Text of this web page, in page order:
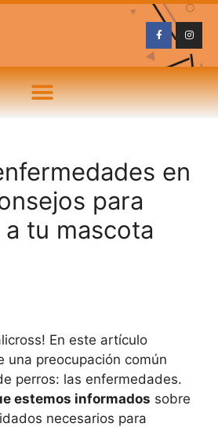
en
para
tu mascota
En este artículo
una preocupación común
perros: las enfermedades.
estemos informados sobre
necesarios para